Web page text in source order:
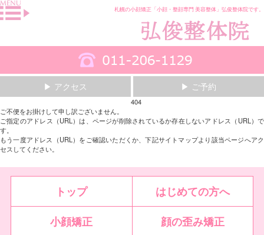
札幌の小顔矯正「小顔・整顔専門 美容整体」弘俊整体院です。
▶ アクセス ▶ ご予約
404
ご不便をお掛けして申し訳ございません。
ご指定のアドレス（URL）は、ページが削除されているか存在しないアドレス（URL）で
す。
もう一度アドレス（URL）をご確認いただくか、下記サイトマップより該当ページへアク
セスしてください。
トップ
はじめての方へ
小顔矯正
顔の歪み矯正